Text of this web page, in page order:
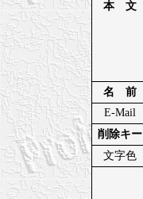
本 文
名 前
E-Mail
削除キー
文字色